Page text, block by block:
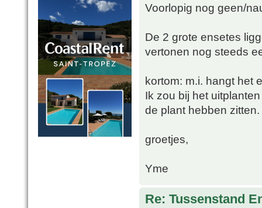
Voorlopig nog geen/
De 2 grote ensetes
vertonen nog steeds
kortom: m.i. hangt het
Ik zou bij het
de plant hebben zitten.
groetjes,
Yme
Re: Tussenstand